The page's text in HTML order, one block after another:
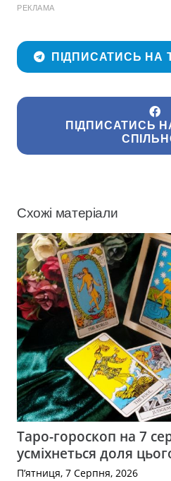
РЕКЛАМА
ПІДПИСАТИСЬ НА
ПІДПИСАТИСЬ
Схожі матеріали
Таро-гороскоп на 7
усміхнеться доля
П’ятниця, 7 Серпня, 2026